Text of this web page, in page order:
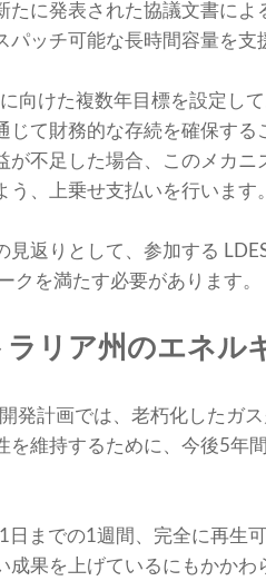
たに発表された協議文書に
パッチ可能な長時間容量を支
向けた複数年目標を設定し
じて財務的な存続を確保す
が不足した場合、このメカ
う、上乗せ支払いを行います。
見返りとして、参加する
クを満たす必要があります。
リア州のエネル
発計画では、老朽化し​​たガ
を維持するために、今後5年
日までの1週間、完全に再生
成果を上げているにもかか